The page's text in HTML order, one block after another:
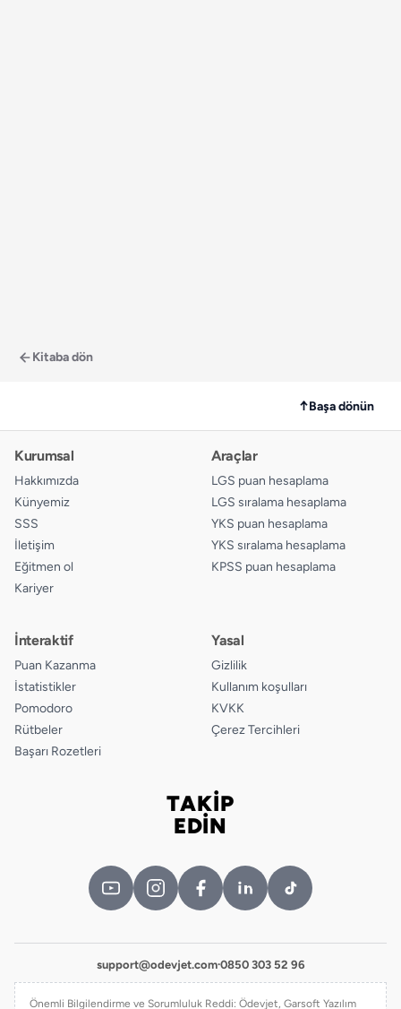
Kitaba dön
↑Başa dönün
Kurumsal
Hakkımızda
Künyemiz
SSS
İletişim
Eğitmen ol
Kariyer
Araçlar
LGS puan hesaplama
LGS sıralama hesaplama
YKS puan hesaplama
YKS sıralama hesaplama
KPSS puan hesaplama
İnteraktif
Puan Kazanma
İstatistikler
Pomodoro
Rütbeler
Başarı Rozetleri
Yasal
Gizlilik
Kullanım koşulları
KVKK
Çerez Tercihleri
TAKİP
EDİN
support@odevjet.com·0850 303 52 96
Önemli Bilgilendirme ve Sorumluluk Reddi: Ödevjet, Garsoft Yazılım